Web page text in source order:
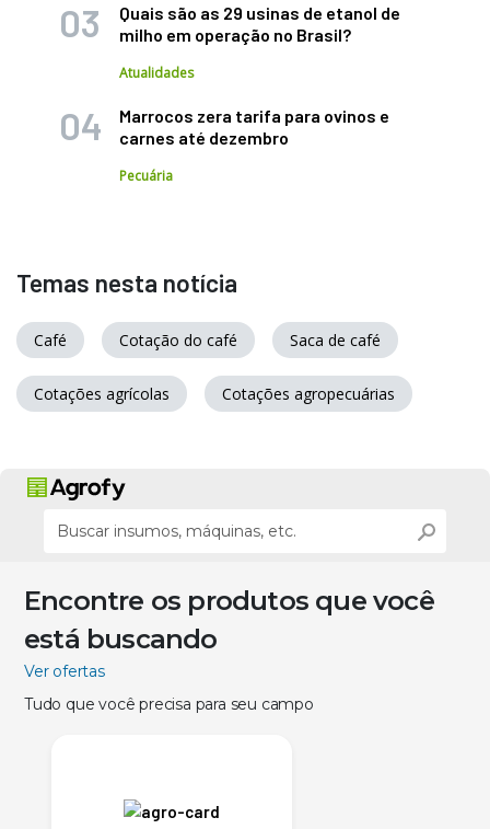
Quais são as 29 usinas de etanol de
milho em operação no Brasil?
Atualidades
Marrocos zera tarifa para ovinos e
carnes até dezembro
Pecuária
Temas nesta notícia
Café Cotação do café Saca de café
Cotações agrícolas Cotações agropecuárias
Encontre os produtos que você
está buscando
Ver ofertas
Tudo que você precisa para seu campo